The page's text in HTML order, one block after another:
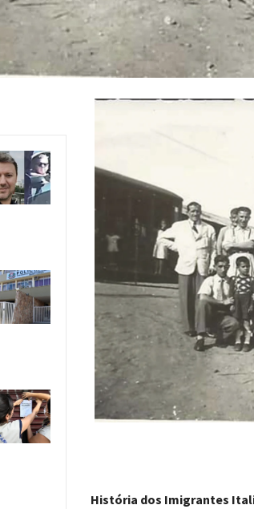
História dos Imigrantes